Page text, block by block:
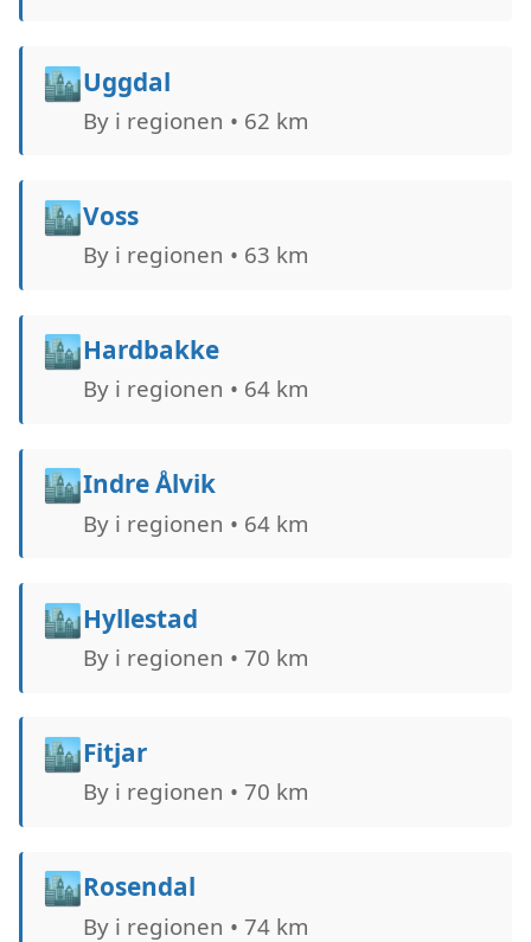
🏙️Uggdal
By i regionen • 62 km
🏙️Voss
By i regionen • 63 km
🏙️Hardbakke
By i regionen • 64 km
🏙️Indre Ålvik
By i regionen • 64 km
🏙️Hyllestad
By i regionen • 70 km
🏙️Fitjar
By i regionen • 70 km
🏙️Rosendal
By i regionen • 74 km